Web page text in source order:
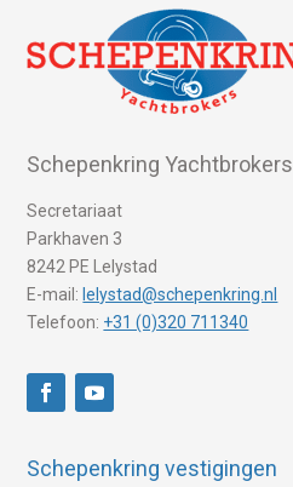
Schepenkring Yachtbrokers
Secretariaat
Parkhaven 3
8242 PE Lelystad
E-mail: lelystad@schepenkring.nl
Telefoon: +31 (0)320 711340
Schepenkring vestigingen